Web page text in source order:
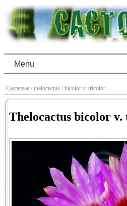
Menu
Cactaceae / thelocactus / bicolor v. tricolor
Thelocactus bicolor